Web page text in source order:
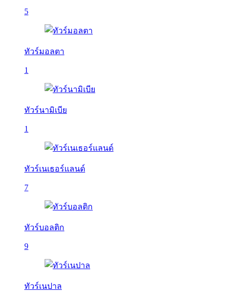
5
ทัวร์มอลตา
1
ทัวร์นามิเบีย
1
ทัวร์เนเธอร์แลนด์
7
ทัวร์บอลติก
9
ทัวร์เนปาล